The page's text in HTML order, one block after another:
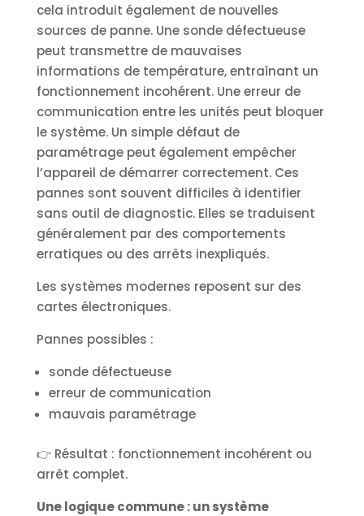
cela introduit également de nouvelles
sources de panne. Une sonde défectueuse
peut transmettre de mauvaises
informations de température, entraînant un
fonctionnement incohérent. Une erreur de
communication entre les unités peut bloquer
le système. Un simple défaut de
paramétrage peut également empêcher
l’appareil de démarrer correctement. Ces
pannes sont souvent difficiles à identifier
sans outil de diagnostic. Elles se traduisent
généralement par des comportements
erratiques ou des arrêts inexpliqués.
Les systèmes modernes reposent sur des
cartes électroniques.
Pannes possibles :
sonde défectueuse
erreur de communication
mauvais paramétrage
👉 Résultat : fonctionnement incohérent ou
arrêt complet.
Une logique commune : un système